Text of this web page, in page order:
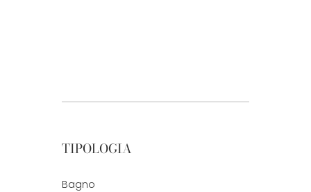
TIPOLOGIA
Bagno